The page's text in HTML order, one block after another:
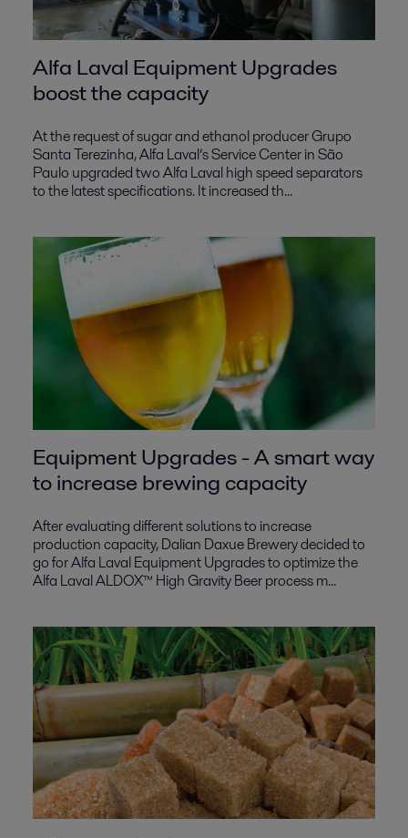
Alfa Laval Equipment Upgrades
boost the capacity
At the request of sugar and ethanol producer Grupo
Santa Terezinha, Alfa Laval’s Service Center in São
Paulo upgraded two Alfa Laval high speed separators
to the latest specifications. It increased th...
Equipment Upgrades - A smart way
to increase brewing capacity
After evaluating different solutions to increase
production capacity, Dalian Daxue Brewery decided to
go for Alfa Laval Equipment Upgrades to optimize the
Alfa Laval ALDOX™ High Gravity Beer process m...